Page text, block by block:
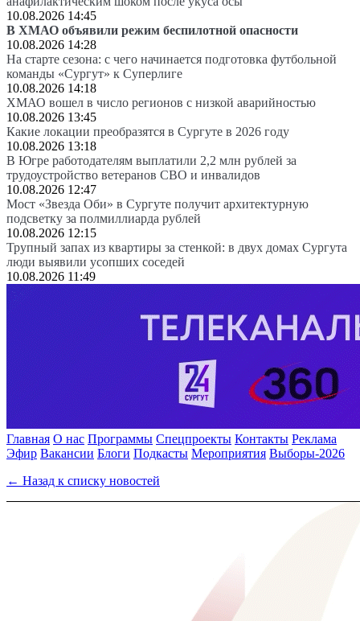
10.08.2026 14:45
В ХМАО объявили режим беспилотной опасности
10.08.2026 14:28
На старте сезона: с чего начинается подготовка футбольной
команды «Сургут» к Суперлиге
10.08.2026 14:18
ХМАО вошел в число регионов с низкой аварийностью
10.08.2026 13:45
Какие локации преобразятся в Сургуте в 2026 году
10.08.2026 13:18
В Югре работодателям выплатили 2,2 млн рублей за
трудоустройство ветеранов СВО и инвалидов
10.08.2026 12:47
Мост «Звезда Оби» в Сургуте получит архитектурную
подсветку за полмиллиарда рублей
10.08.2026 12:15
Трупный запах из квартиры за стенкой: в двух домах Сургута
люди выявили усопших соседей
10.08.2026 11:49
Главная О нас Программы Спецпроекты Контакты Реклама
Эфир Вакансии Блоги Подкасты Мероприятия Выборы-2026
← Назад к списку новостей